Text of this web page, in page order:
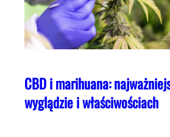
CBD i marihuana:
wyglądzie i właściwościach